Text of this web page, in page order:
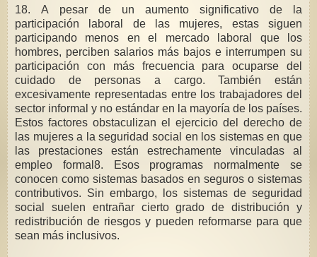
18. A pesar de un aumento significativo de la
participación laboral de las mujeres, estas siguen
participando menos en el mercado laboral que los
hombres, perciben salarios más bajos e interrumpen su
participación con más frecuencia para ocuparse del
cuidado de personas a cargo. También están
excesivamente representadas entre los trabajadores del
sector informal y no estándar en la mayoría de los países.
Estos factores obstaculizan el ejercicio del derecho de
las mujeres a la seguridad social en los sistemas en que
las prestaciones están estrechamente vinculadas al
empleo formal8. Esos programas normalmente se
conocen como sistemas basados en seguros o sistemas
contributivos. Sin embargo, los sistemas de seguridad
social suelen entrañar cierto grado de distribución y
redistribución de riesgos y pueden reformarse para que
sean más inclusivos.